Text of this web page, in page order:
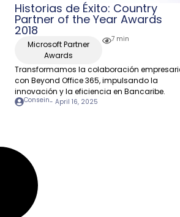
Historias de Éxito: Country
Partner of the Year Awards
2018
Microsoft Partner
Awards
7 min
Transformamos la colaboración
con Beyond Office 365, impulsando la
innovación y la eficiencia en Bancaribe.
Consein- April 16, 2025